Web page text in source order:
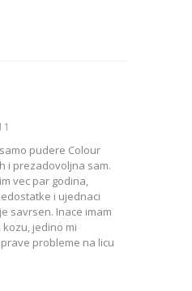
pudere Colour
i prezadovoljna sam.
vec par godina,
i ujednaci
savrsen. Inace imam
jedino mi
probleme na licu